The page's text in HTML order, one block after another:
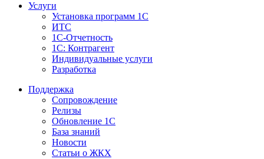
Услуги
Установка программ 1С
ИТС
1С-Отчетность
1С: Контрагент
Индивидуальные услуги
Разработка
Поддержка
Сопровождение
Релизы
Обновление 1С
База знаний
Новости
Статьи о ЖКХ